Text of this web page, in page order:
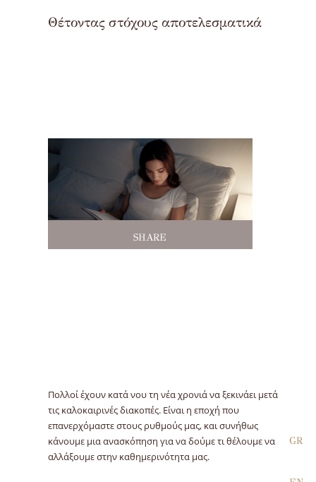
GR
Θέτοντας στόχους αποτελεσματικά
SHARE
Πολλοί έχουν κατά νου τη νέα χρονιά να ξεκινάει μετά
τις καλοκαιρινές διακοπές. Είναι η εποχή που
επανερχόμαστε στους ρυθμούς μας, και συνήθως
κάνουμε μια ανασκόπηση για να δούμε τι θέλουμε να
αλλάξουμε στην καθημερινότητα μας.